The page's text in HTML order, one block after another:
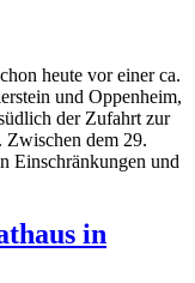
heute vor einer ca.
und Oppenheim,
der Zufahrt zur
Zwischen dem 29.
Einschränkungen und
in